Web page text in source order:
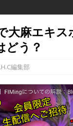
大麻エキス
どう？
編集部